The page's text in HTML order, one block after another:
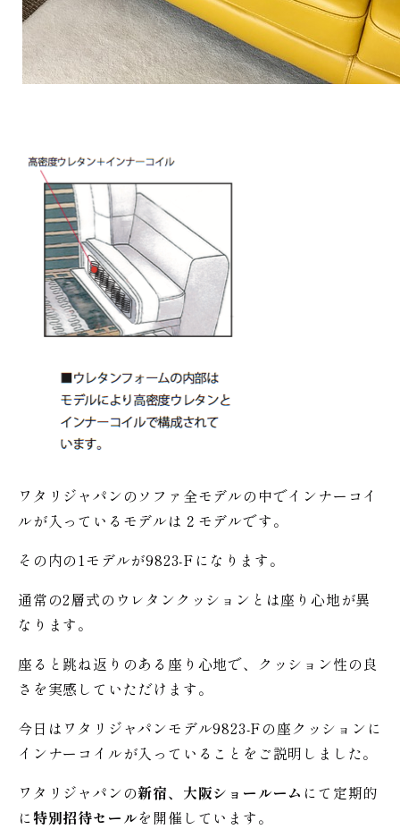
ワタリジャパンのソファ全モデルの中でインナーコイ
ルが入っているモデルは２モデルです。
その内の1モデルが9823-Fになります。
通常の2層式のウレタンクッションとは座り心地が異
なります。
座ると跳ね返りのある座り心地で、クッション性の良
さを実感していただけます。
今日はワタリジャパンモデル9823-Fの座クッションに
インナーコイルが入っていることをご説明しました。
ワタリジャパンの新宿、大阪ショールーム にて定期的
に特別招待セールを開催しています。